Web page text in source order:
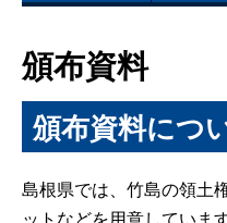
頒布資料
頒布資料につ
島根県では、竹島の領土
ットなどを用意していま